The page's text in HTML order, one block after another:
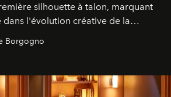
silhouette à talon, marquant
dans l'évolution créative de la
Borgogno